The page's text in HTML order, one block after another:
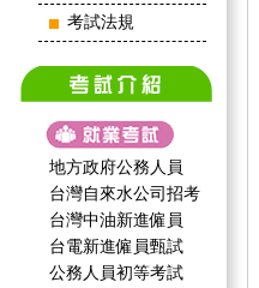
考試法規
地方政府公務人員
台灣自來水公司招考
台灣中油新進僱員
台電新進僱員甄試
公務人員初等考試